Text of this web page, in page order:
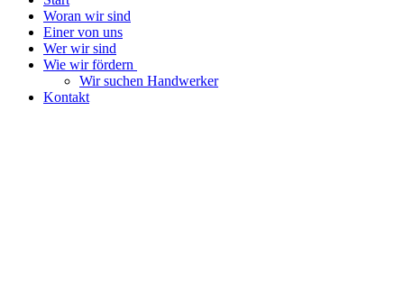
Woran wir sind
Einer von uns
Wer wir sind
Wie wir fördern
Wir suchen Handwerker
Kontakt